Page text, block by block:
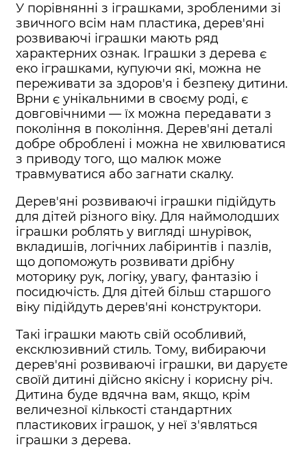
У порівнянні з іграшками, зробленими зі
звичного всім нам пластика, дерев'яні
розвиваючі іграшки мають ряд
характерних ознак. Іграшки з дерева є
еко іграшками, купуючи які, можна не
переживати за здоров'я і безпеку дитини.
Врни є унікальними в своєму роді, є
довговічними — їх можна передавати з
покоління в покоління. Дерев'яні деталі
добре оброблені і можна не хвилюватися
з приводу того, що малюк може
травмуватися або загнати скалку.
Дерев'яні розвиваючі іграшки підійдуть
для дітей різного віку. Для наймолодших
іграшки роблять у вигляді шнурівок,
вкладишів, логічних лабіринтів і пазлів,
що допоможуть розвивати дрібну
моторику рук, логіку, увагу, фантазію і
посидючість. Для дітей більш старшого
віку підійдуть дерев'яні конструктори.
Такі іграшки мають свій особливий,
ексклюзивний стиль. Тому, вибираючи
дерев'яні розвиваючі іграшки, ви даруєте
своїй дитині дійсно якісну і корисну річ.
Дитина буде вдячна вам, якщо, крім
величезної кількості стандартних
пластикових іграшок, у неї з'являться
іграшки з дерева.